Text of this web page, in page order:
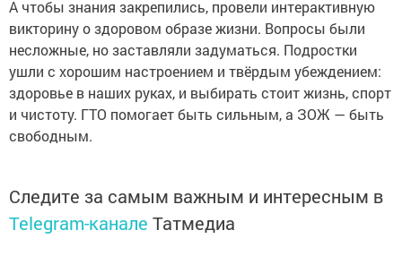
А чтобы знания закрепились, провели интерактивную
викторину о здоровом образе жизни. Вопросы были
несложные, но заставляли задуматься. Подростки
ушли с хорошим настроением и твёрдым убеждением:
здоровье в наших руках, и выбирать стоит жизнь, спорт
и чистоту. ГТО помогает быть сильным, а ЗОЖ — быть
свободным.
Следите за самым важным и интересным в
Telegram-канале Татмедиа